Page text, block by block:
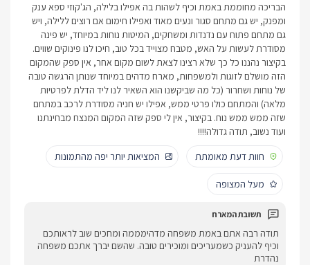
הבריכה מחוממת באמת וכיף לשהות בה אפילו בלילה, הג'קוזי ספא ענק
ומפנק, יש גם מתחם סגור ונעים מאוד ואפילו חימום אם רוצים ללילה, ויש
גם מתחם פתוח עם נדנדות ומשחקים, המיטות נוחות במיוחד, יש פינה
מסודרת לעשות על האש, מטבח מצוייד בכל טוב, חיכו לנו פינוקים שווים.
בקיצור נהננו כל כך שלא רצינו לצאת לשום מקום אחר, אין ספק שהמקום
הזה מושלם לזוגות ולמשפחות, מארח מדהים במיוחד שנותן הרגשה טובה
של נוחות ושחרור (כל מה שביקשנו הוא השאיר לנו ליד הדלת לפרטיות
מלאה) והמתחם כולו פרטי ממש, אפילו יש חניה מסודרת לרכב במתחם
שזה ממש ממש נוח. בקיצור, אין לי ספק שזה המקום המנצח מבחינתנו
ועוד נשוב, תודה גדולה!!!!
חוות דעת מאומתת
המציאות יותר יפה מהתמונות
מעל המצופה
תודה רבה אתם באמת משפחה מדהימממה ומחכים שוב לראותכם
וכיף להעניק כשמעריכים ומוכירים טובה. שהשם יברך אתכם משפחה
נהדרת